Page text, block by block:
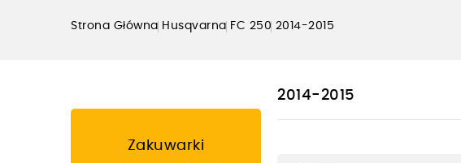
Strona Główna Husqvarna FC 250 2014-2015
Zakuwarki
2014-2015